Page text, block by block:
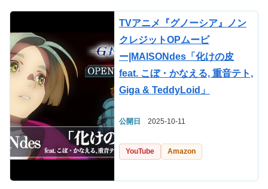
TVアニメ『グノーシア』ノン
クレジットOPムービ
ー|MAISONdes「化けの皮
feat. こぼ・かなえる, 重音テト,
Giga & TeddyLoid」
公開日 2025-10-11
YouTube Amazon